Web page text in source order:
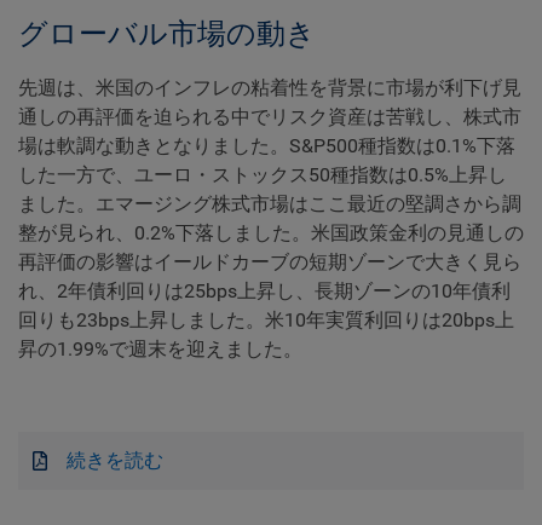
グローバル市場の動き
先週は、米国のインフレの粘着性を背景に市場が利下げ見
通しの再評価を迫られる中でリスク資産は苦戦し、株式市
場は軟調な動きとなりました。S&P500種指数は0.1%下落
した一方で、ユーロ・ストックス50種指数は0.5%上昇し
ました。エマージング株式市場はここ最近の堅調さから調
整が見られ、0.2%下落しました。米国政策金利の見通しの
再評価の影響はイールドカーブの短期ゾーンで大きく見ら
れ、2年債利回りは25bps上昇し、長期ゾーンの10年債利
回りも23bps上昇しました。米10年実質利回りは20bps上
昇の1.99%で週末を迎えました。
続きを読む